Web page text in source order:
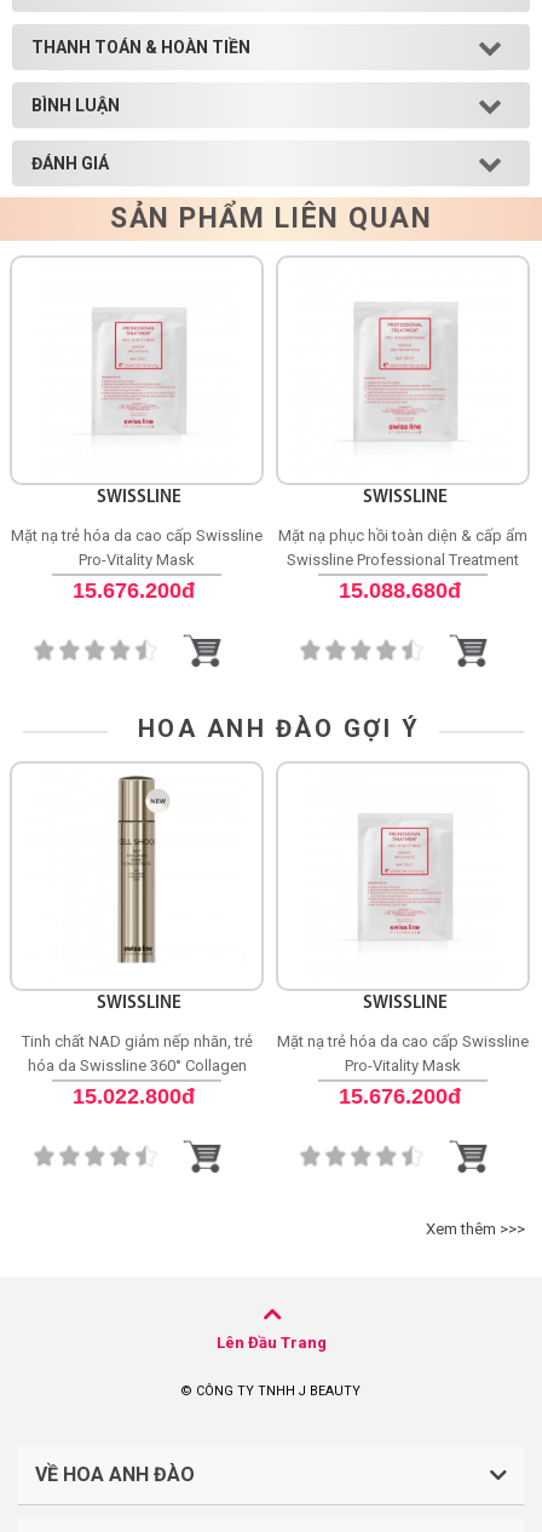
THANH TOÁN & HOÀN TIỀN
BÌNH LUẬN
ĐÁNH GIÁ
SẢN PHẨM LIÊN QUAN
SWISSLINE
Mặt nạ trẻ hóa da cao cấp Swissline
Pro-Vitality Mask
15.676.200đ
SWISSLINE
Mặt nạ phục hồi toàn diện & cấp ẩm
Swissline Professional Treatment
Pro-Recovery Mask
15.088.680đ
HOA ANH ĐÀO GỢI Ý
SWISSLINE
Tinh chất NAD giảm nếp nhăn, trẻ
hóa da Swissline 360° Collagen
Night Concentrate
15.022.800đ
SWISSLINE
Mặt nạ trẻ hóa da cao cấp Swissline
Pro-Vitality Mask
15.676.200đ
Xem thêm >>>
Lên Đầu Trang
© CÔNG TY TNHH J BEAUTY
VỀ HOA ANH ĐÀO